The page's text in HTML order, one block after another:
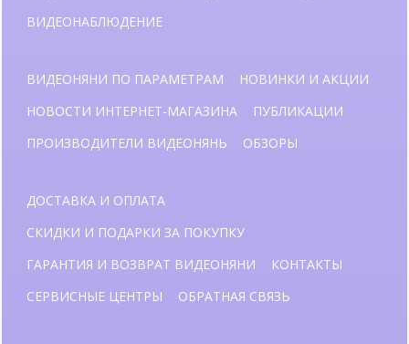
ВИДЕОНАБЛЮДЕНИЕ
ВИДЕОНЯНИ ПО ПАРАМЕТРАМ
НОВИНКИ И АКЦИИ
НОВОСТИ ИНТЕРНЕТ-МАГАЗИНА
ПУБЛИКАЦИИ
ПРОИЗВОДИТЕЛИ ВИДЕОНЯНЬ
ОБЗОРЫ
ДОСТАВКА И ОПЛАТА
СКИДКИ И ПОДАРКИ ЗА ПОКУПКУ
ГАРАНТИЯ И ВОЗВРАТ ВИДЕОНЯНИ
КОНТАКТЫ
СЕРВИСНЫЕ ЦЕНТРЫ
ОБРАТНАЯ СВЯЗЬ